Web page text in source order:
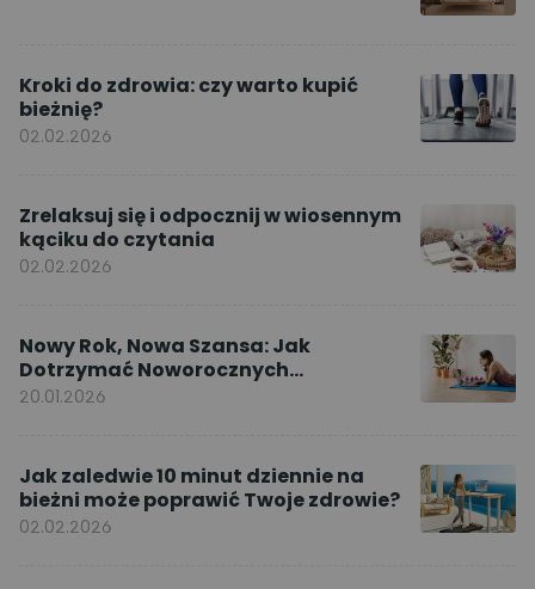
Kroki do zdrowia: czy warto kupić
bieżnię?
02.02.2026
Zrelaksuj się i odpocznij w wiosennym
kąciku do czytania
02.02.2026
Nowy Rok, Nowa Szansa: Jak
Dotrzymać Noworocznych
Postanowień dzięki ćwiczeniom w
20.01.2026
Jak zaledwie 10 minut dziennie na
bieżni może poprawić Twoje zdrowie?
02.02.2026